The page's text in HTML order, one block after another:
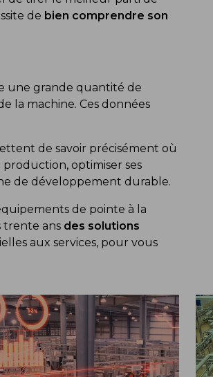
de bien comprendre son
une grande quantité de
la machine. Ces données
de savoir précisément où
optimiser ses
de développement durable.
de pointe à la
trente ans des solutions
aux services, pour vous